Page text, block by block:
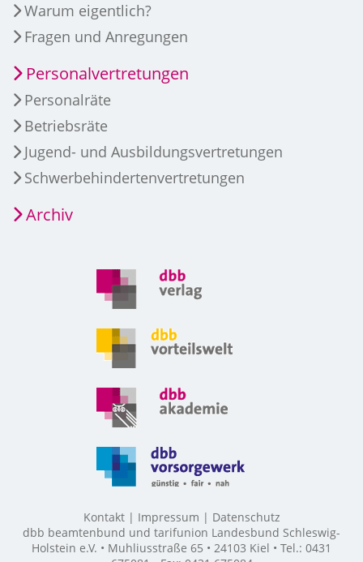
Warum eigentlich?
Fragen und Anregungen
Personalvertretungen
Personalräte
Betriebsräte
Jugend- und Ausbildungsvertretungen
Schwerbehindertenvertretungen
Archiv
Kontakt Impressum
Datenschutz
dbb beamtenbund und tarifunion Landesbund Schleswig-
Holstein e.V. • Muhliusstraße 65 • 24103 Kiel • Tel.: 0431